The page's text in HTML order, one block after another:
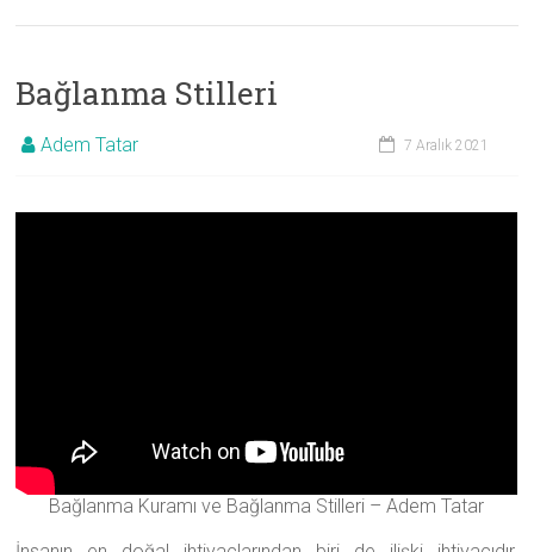
Bağlanma Stilleri
Adem Tatar 7 Aralık 2021
Bağlanma Kuramı ve Bağlanma Stilleri – Adem Tatar